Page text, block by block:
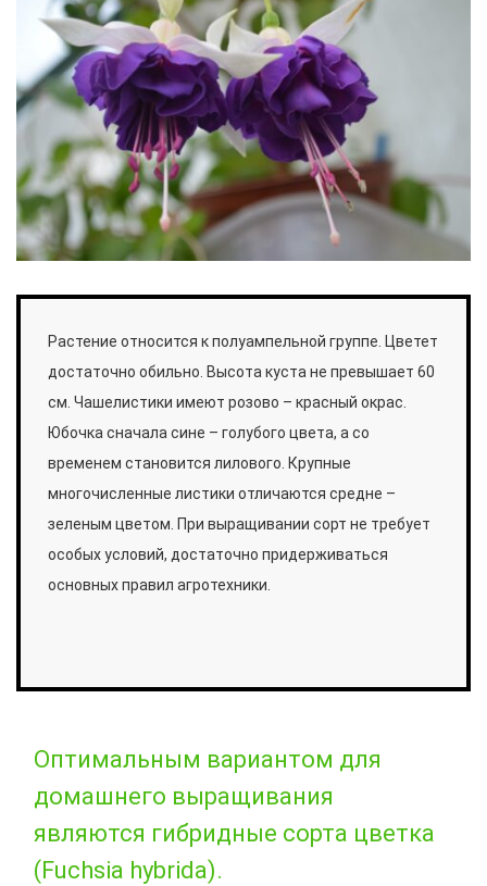
Растение относится к полуампельной группе. Цветет
достаточно обильно. Высота куста не превышает 60
см. Чашелистики имеют розово – красный окрас.
Юбочка сначала сине – голубого цвета, а со
временем становится лилового. Крупные
многочисленные листики отличаются средне –
зеленым цветом. При выращивании сорт не требует
особых условий, достаточно придерживаться
основных правил агротехники.
Оптимальным вариантом для
домашнего выращивания
являются гибридные сорта цветка
(Fuchsia hybrida).